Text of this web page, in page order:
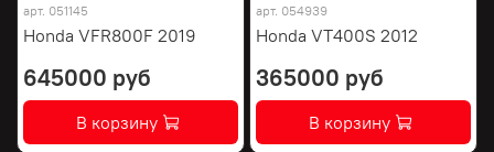
арт. 051145
Honda VFR800F 2019
645000 руб
В корзину
арт. 054939
Honda VT400S 2012
365000 руб
В корзину